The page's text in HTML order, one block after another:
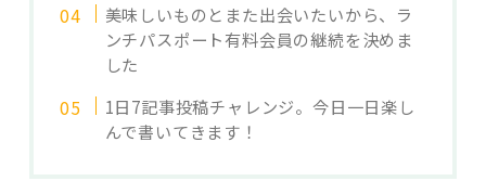
美味しいものとまた出会いたいから、ラ
ンチパスポート有料会員の継続を決めま
した
1日7記事投稿チャレンジ。今日一日楽し
んで書いてきます！